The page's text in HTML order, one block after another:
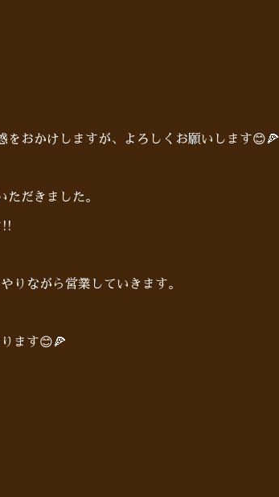
をおかけしますが、よろしくお願いします😊🍕
だきました。
‼︎
りながら営業していきます。
ます😊🍕